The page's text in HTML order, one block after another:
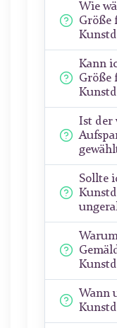
Wie
Größe
Kann
Größe
Ist der
Sollte
Wann